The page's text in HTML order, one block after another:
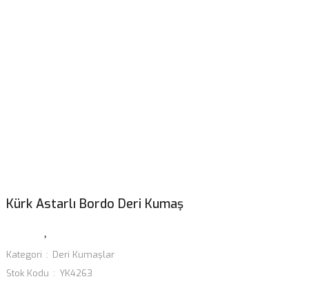
Kürk Astarlı Bordo Deri Kumaş
Kategori
Deri Kumaşlar
Stok Kodu
YK4263